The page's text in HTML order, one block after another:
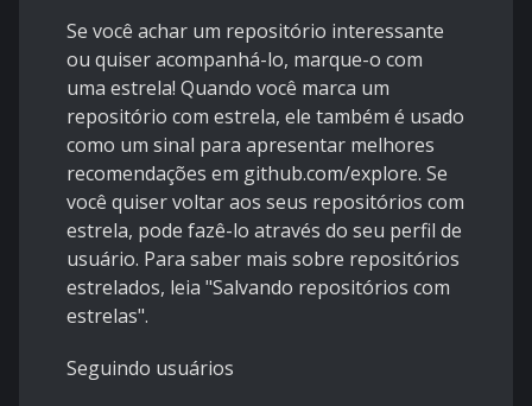
Se você achar um repositório interessante
ou quiser acompanhá-lo, marque-o com
uma estrela! Quando você marca um
repositório com estrela, ele também é usado
como um sinal para apresentar melhores
recomendações em github.com/explore. Se
você quiser voltar aos seus repositórios com
estrela, pode fazê-lo através do seu perfil de
usuário. Para saber mais sobre repositórios
estrelados, leia "Salvando repositórios com
estrelas".
Seguindo usuários